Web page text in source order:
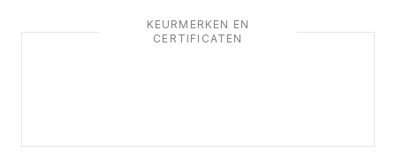
KEURMERKEN EN
CERTIFICATEN